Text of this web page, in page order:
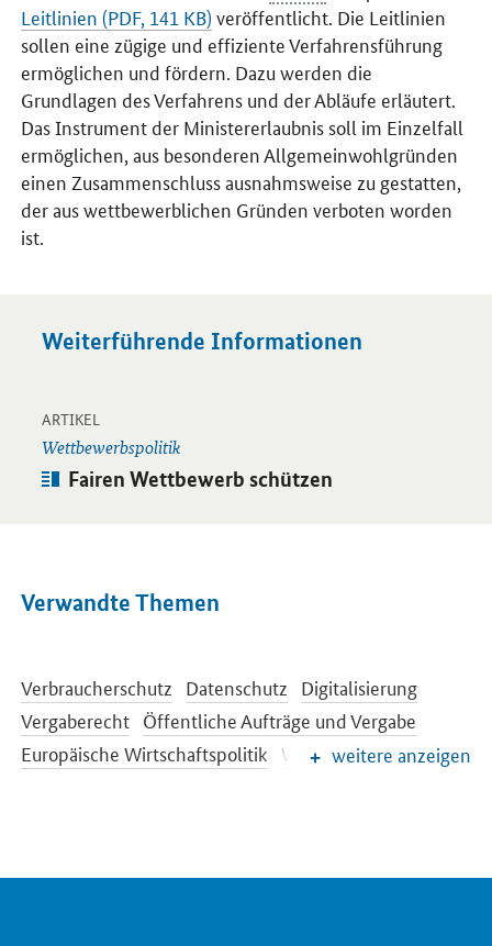
Leitlinien (PDF, 141 KB) veröffentlicht. Die Leitlinien
sollen eine zügige und effiziente Verfahrensführung
ermöglichen und fördern. Dazu werden die
Grundlagen des Verfahrens und der Abläufe erläutert.
Das Instrument der Ministererlaubnis soll im Einzelfall
ermöglichen, aus besonderen Allgemeinwohlgründen
einen Zusammenschluss ausnahmsweise zu gestatten,
der aus wettbewerblichen Gründen verboten worden
ist.
Weiterführende Informationen
ARTIKEL
Wettbewerbspolitik
Artikel:
Fairen Wettbewerb schützen
Öffnet Einzelsicht
Verwandte Themen
Verbraucherschutz Datenschutz Digitalisierung
Vergaberecht Öffentliche Aufträge und Vergabe
Europäische Wirtschaftspolitik Wettbewerbspolitik
weitere anzeigen